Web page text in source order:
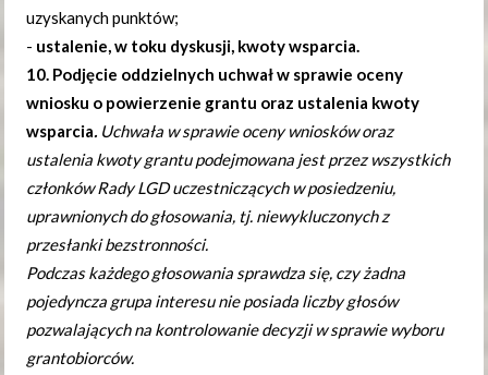
uzyskanych punktów;
- ustalenie, w toku dyskusji, kwoty wsparcia.
10. Podjęcie oddzielnych uchwał w sprawie oceny
wniosku o powierzenie grantu oraz ustalenia kwoty
wsparcia. Uchwała w sprawie oceny wniosków oraz
ustalenia kwoty grantu podejmowana jest przez wszystkich
członków Rady LGD uczestniczących w posiedzeniu,
uprawnionych do głosowania, tj. niewykluczonych z
przesłanki bezstronności.
Podczas każdego głosowania sprawdza się, czy żadna
pojedyncza grupa interesu nie posiada liczby głosów
pozwalających na kontrolowanie decyzji w sprawie wyboru
grantobiorców.